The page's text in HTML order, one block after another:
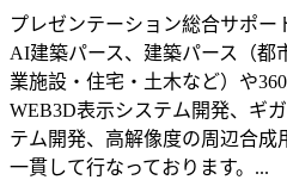
プレゼンテーション総合サポー
AI建築パース、建築パース（都
業施設・住宅・土木など）や
WEB3D表示システム開発、ギ
テム開発、高解像度の周辺合成
一貫して行なっております。...